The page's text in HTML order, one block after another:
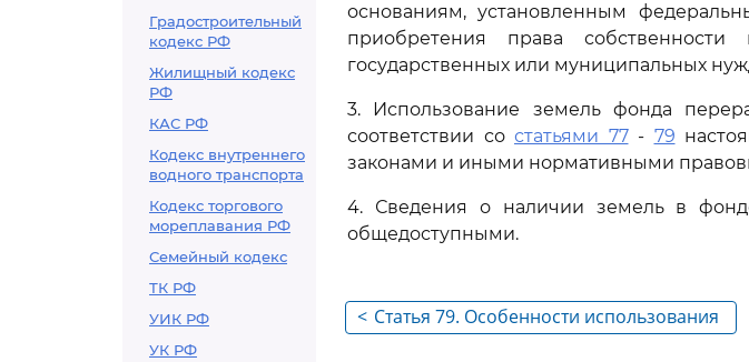
Градостроительный
кодекс РФ
Жилищный кодекс
РФ
КАС РФ
Кодекс внутреннего
водного транспорта
Кодекс торгового
мореплавания РФ
Семейный кодекс
ТК РФ
УИК РФ
УК РФ
основаниям, установленным
приобретения права
государственных или муниципальных
3. Использование земель фонда
соответствии со статьями 77- 79
законами и иными нормативными
4. Сведения о наличии земель в
общедоступными.
< Статья 79. Особенности использования